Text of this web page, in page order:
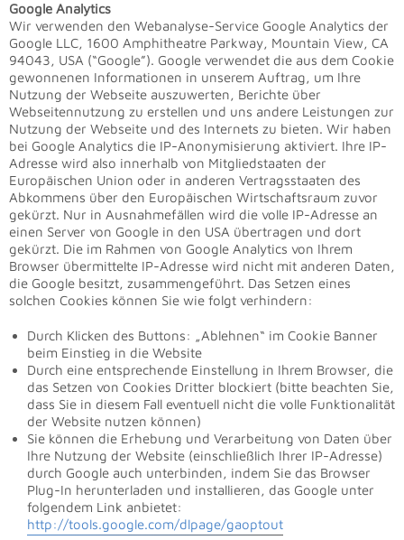
Google Analytics
Wir verwenden den Webanalyse-Service Google Analytics der
Google LLC, 1600 Amphitheatre Parkway, Mountain View, CA
94043, USA (“Google”). Google verwendet die aus dem Cookie
gewonnenen Informationen in unserem Auftrag, um Ihre
Nutzung der Webseite auszuwerten, Berichte über
Webseitennutzung zu erstellen und uns andere Leistungen zur
Nutzung der Webseite und des Internets zu bieten. Wir haben
bei Google Analytics die IP-Anonymisierung aktiviert. Ihre IP-
Adresse wird also innerhalb von Mitgliedstaaten der
Europäischen Union oder in anderen Vertragsstaaten des
Abkommens über den Europäischen Wirtschaftsraum zuvor
gekürzt. Nur in Ausnahmefällen wird die volle IP-Adresse an
einen Server von Google in den USA übertragen und dort
gekürzt. Die im Rahmen von Google Analytics von Ihrem
Browser übermittelte IP-Adresse wird nicht mit anderen Daten,
die Google besitzt, zusammengeführt. Das Setzen eines
solchen Cookies können Sie wie folgt verhindern:
Durch Klicken des Buttons: „Ablehnen“ im Cookie Banner
beim Einstieg in die Website
Durch eine entsprechende Einstellung in Ihrem Browser, die
das Setzen von Cookies Dritter blockiert (bitte beachten Sie,
dass Sie in diesem Fall eventuell nicht die volle Funktionalität
der Website nutzen können)
Sie können die Erhebung und Verarbeitung von Daten über
Ihre Nutzung der Website (einschließlich Ihrer IP-Adresse)
durch Google auch unterbinden, indem Sie das Browser
Plug-In herunterladen und installieren, das Google unter
folgendem Link anbietet:
http://tools.google.com/dlpage/gaoptout